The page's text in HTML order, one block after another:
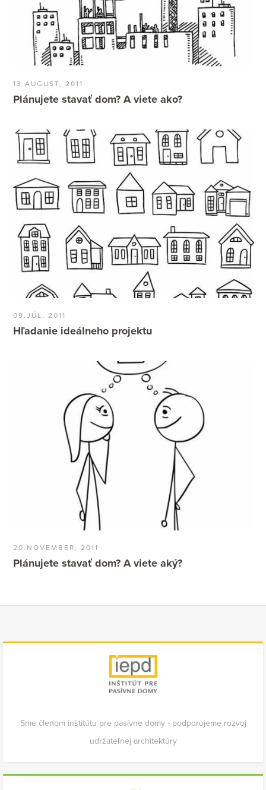
13.AUGUST, 2011
Plánujete stavať dom? A viete ako?
09.JÚL, 2011
Hľadanie ideálneho projektu
20.NOVEMBER, 2011
Plánujete stavať dom? A viete aký?
Sme členom inštitútu pre pasívne domy - podporujeme rozvoj
udržateľnej architektúry